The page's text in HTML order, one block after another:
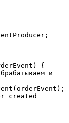
{